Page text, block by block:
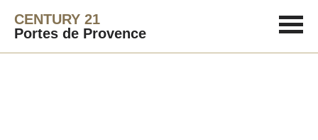
CENTURY 21
Portes de Provence